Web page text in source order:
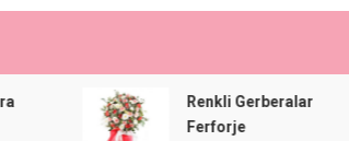
Renkli Gerberalar
Ferforje